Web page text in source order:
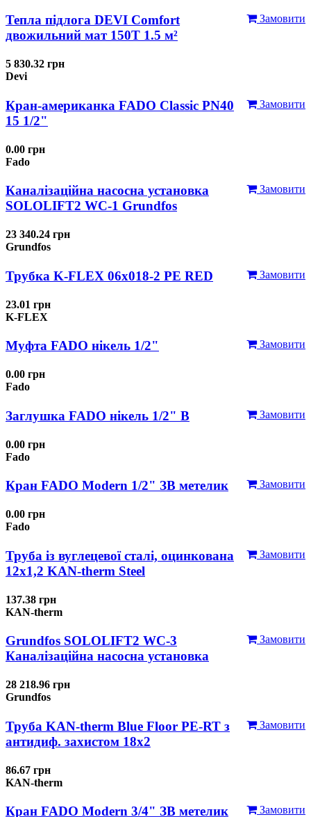
Замовити
Тепла підлога DEVI Comfort
двожильний мат 150T 1.5 м²
5 830.32 грн
Devi
Замовити
Кран-американка FADO Classic PN40
15 1/2"
0.00 грн
Fado
Замовити
Каналізаційна насосна установка
SOLOLIFT2 WC-1 Grundfos
23 340.24 грн
Grundfos
Замовити
Трубка K-FLEX 06x018-2 РЕ RED
23.01 грн
K-FLEX
Замовити
Муфта FADO нікель 1/2"
0.00 грн
Fado
Замовити
Заглушка FADO нікель 1/2" В
0.00 грн
Fado
Замовити
Кран FADO Modern 1/2" ЗВ метелик
0.00 грн
Fado
Замовити
Труба із вуглецевої сталі, оцинкована
12x1,2 KAN-therm Steel
137.38 грн
KAN-therm
Замовити
Grundfos SOLOLIFT2 WC-3
Каналізаційна насосна установка
28 218.96 грн
Grundfos
Замовити
Труба KAN-therm Blue Floor PE-RT з
антидиф. захистом 18х2
86.67 грн
KAN-therm
Замовити
Кран FADO Modern 3/4" ЗВ метелик